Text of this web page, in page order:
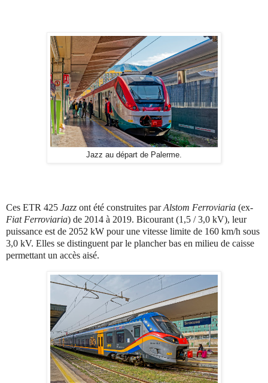
Jazz au départ de Palerme.
Ces ETR 425 Jazz ont été construites parAlstom Ferroviaria (ex-
Fiat Ferroviaria) de 2014 à 2019. Bicourant (1,5 / 3,0 kV), leur
puissance est de 2052 kW pour une vitesse limite de 160 km/h sous
3,0 kV. Elles se distinguent par le plancher bas en milieu de caisse
permettant un accès aisé.